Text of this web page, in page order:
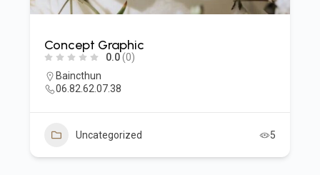
Concept Graphic
0.0(0)
Baincthun
06.82.62.07.38
Uncategorized 5